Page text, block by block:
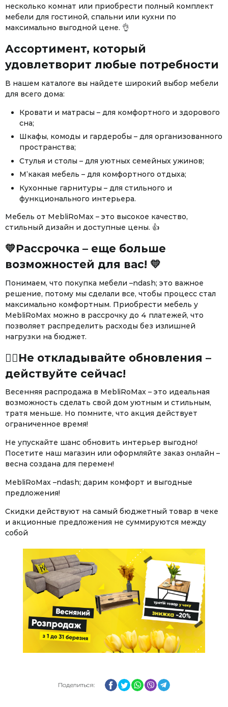
несколько комнат или приобрести полный комплект
мебели для гостиной, спальни или кухни по
максимально выгодной цене. 👌
Ассортимент, который
удовлетворит любые потребности
В нашем каталоге вы найдете широкий выбор мебели
для всего дома:
Кровати и матрасы – для комфортного и здорового
сна;
Шкафы, комоды и гардеробы – для организованного
пространства;
Стулья и столы – для уютных семейных ужинов;
М’какая мебель – для комфортного отдыха;
Кухонные гарнитуры – для стильного и
функционального интерьера.
Мебель от MebliRoMax – это высокое качество,
стильный дизайн и доступные цены. 👍
💛Рассрочка – еще больше
возможностей для вас! 💛
Понимаем, что покупка мебели –ndash; это важное
решение, потому мы сделали все, чтобы процесс стал
максимально комфортным. Приобрести мебель у
MebliRoMax можно в рассрочку до 4 платежей, что
позволяет распределить расходы без излишней
нагрузки на бюджет.
❤️‍🔥Не откладывайте обновления –
действуйте сейчас!
Весенняя распродажа в MebliRoMax – это идеальная
возможность сделать свой дом уютным и стильным,
тратя меньше. Но помните, что акция действует
ограниченное время!
Не упускайте шанс обновить интерьер выгодно!
Посетите наш магазин или оформляйте заказ онлайн –
весна создана для перемен!
MebliRoMax –ndash; дарим комфорт и выгодные
предложения!
Скидки действуют на самый бюджетный товар в чеке
и акционные предложения не суммируются между
собой
Поделиться: Facebook
TwitterWhatsApp
Viber
Facebook
TwitterWhatsApp
ViberTelegram